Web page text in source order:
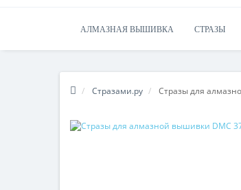
АЛМАЗНАЯ ВЫШИВКА СТРАЗЫ
Стразами.ру Стразы для